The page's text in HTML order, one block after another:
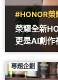
#HONOR榮
榮耀全新
更是AI創作
專題企劃